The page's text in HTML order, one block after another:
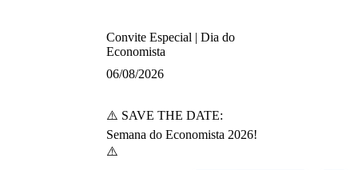
Convite Especial | Dia do
Economista
06/08/2026
⚠️ SAVE THE DATE:
Semana do Economista 2026!
⚠️